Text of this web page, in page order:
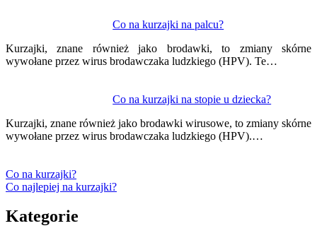
Co na kurzajki na palcu?
Kurzajki, znane również jako brodawki, to zmiany skórne
wywołane przez wirus brodawczaka ludzkiego (HPV). Te…
Co na kurzajki na stopie u dziecka?
Kurzajki, znane również jako brodawki wirusowe, to zmiany skórne
wywołane przez wirus brodawczaka ludzkiego (HPV).…
Co na kurzajki?
Co najlepiej na kurzajki?
Kategorie